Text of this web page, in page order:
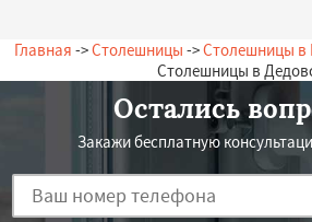
Главная ->Столешницы ->Столешницы в
Столешницы в
Остались
Закажи бесплатную